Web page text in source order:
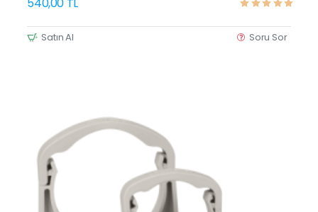
Satın Al Soru Sor